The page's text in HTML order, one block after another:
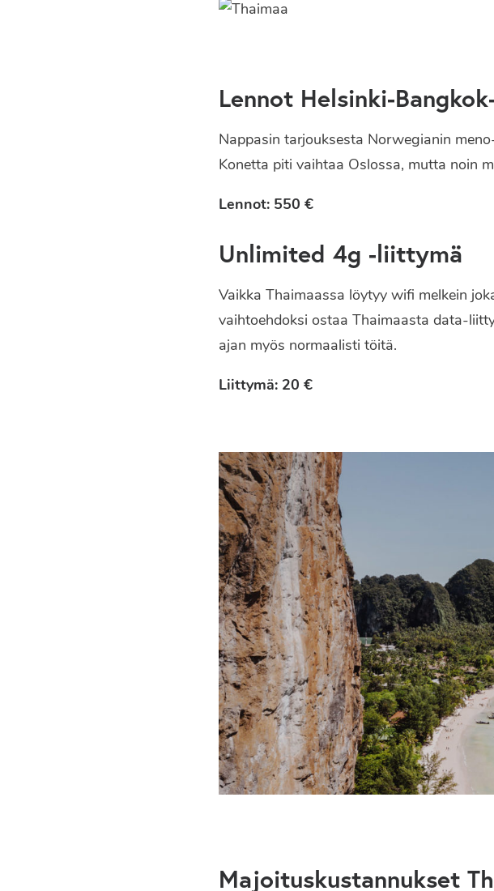
Lennot Helsinki-
Nappasin tarjouksesta Norwegianin
Konetta piti vaihtaa Oslossa, mutta noin
Lennot: 550 €
Unlimited 4g -liittymä
Vaikka Thaimaassa löytyy wifi melkein
vaihtoehdoksi ostaa Thaimaasta data-
ajan myös normaalisti töitä.
Liittymä: 20 €
Majoituskustannukset